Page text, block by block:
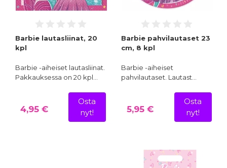
Barbie lautasliinat, 20
kpl
Barbie -aiheiset lautasliinat.
Pakkauksessa on 20 kpl…
4,95 €
Osta
nyt!
Barbie pahvilautaset 23
cm, 8 kpl
Barbie -aiheiset
pahvilautaset. Lautast…
5,95 €
Osta
nyt!